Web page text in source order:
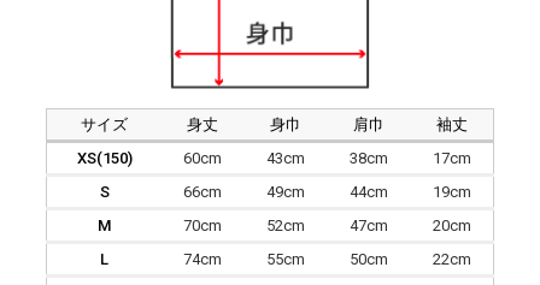
サイズ 身丈 身巾 肩巾
袖丈
XS(150)
60cm 43cm 38cm
17cm
S
66cm 49cm 44cm
19cm
M
70cm 52cm 47cm
20cm
L
74cm 55cm 50cm
22cm